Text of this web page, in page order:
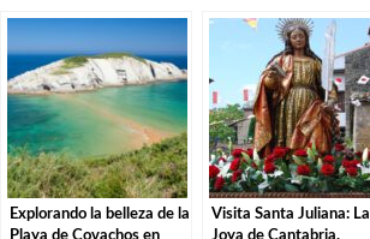
Explorando la belleza de la
Visita Santa Juliana: La